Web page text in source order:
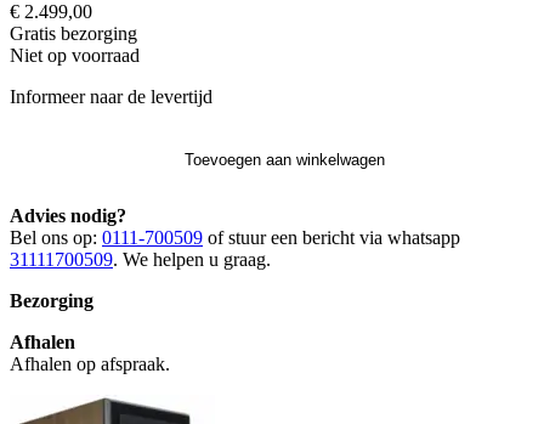
€ 2.499,00
Gratis bezorging
Niet op voorraad
Informeer naar de levertijd
Toevoegen aan winkelwagen
Advies nodig?
Bel ons op: 0111-700509 of stuur een bericht via whatsapp
31111700509. We helpen u graag.
Bezorging
Afhalen
Afhalen op afspraak.